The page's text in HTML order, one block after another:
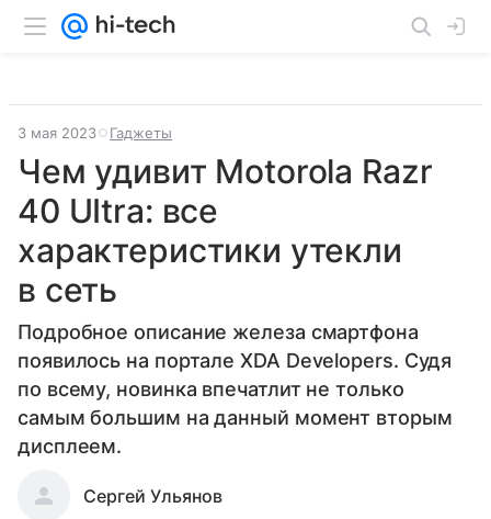
3 мая 2023 Гаджеты
Чем удивит Motorola Razr
40 UItra: все
характеристики утекли
в сеть
Подробное описание железа смартфона
появилось на портале XDA Developers. Судя
по всему, новинка впечатлит не только
самым большим на данный момент вторым
дисплеем.
Сергей Ульянов